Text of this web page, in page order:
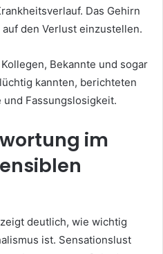
Das Gehirn
den Verlust einzustellen.
Bekannte und sogar
kannten, berichteten
Fassungslosigkeit.
im
deutlich, wie wichtig
ist. Sensationslust